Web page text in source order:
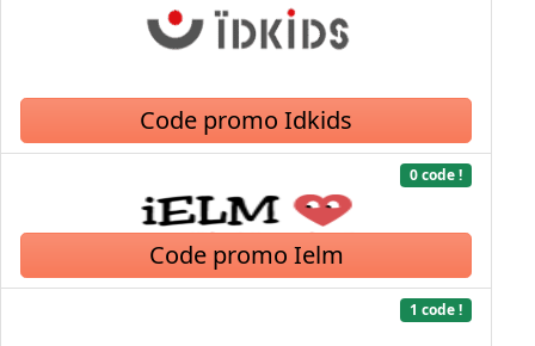
Code promo Idkids
0 code !
Code promo Ielm
1 code !